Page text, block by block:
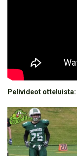
Pelivideot otteluista: